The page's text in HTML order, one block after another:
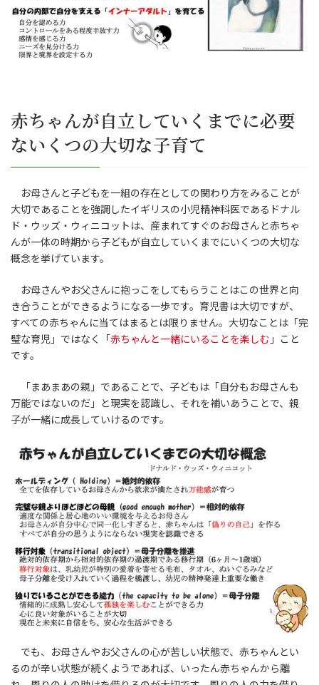
赤ちゃんが自立していくまでに必要
ないくつの大切な子育て
お母さんと子どもを一組の存在としての関わり方をみることが
大切であることを強調したイギリスの小児精神科医であるドナル
ド・ウッズ・ウィニコットは、産まれてすぐのお母さんと赤ちゃ
んが一体の時期から子どもが自立していくまでにいくつの大切な
概念を挙げています。
お母さんやお父さんに抱っこをしてもらうことはこの世界と向
き合うことができるようになる一歩です。育児書は大切ですが、
すべての赤ちゃんに当てはまるとは限りません。大切なことは「完
璧な育児」ではなく「赤ちゃんと一緒にいることを楽しむ 」こと
です。
「まあまあの親」であることで、子どもは「自分もお母さんも
万能ではないのだ」と現実を認識し、それを補いあうことで、親
子が一緒に成長していけるのです。
でも、お母さんやお父さんの心が苦しい状態で、赤ちゃんとい
るのが辛い状態が続くようであれば、いったん赤ちゃんから離